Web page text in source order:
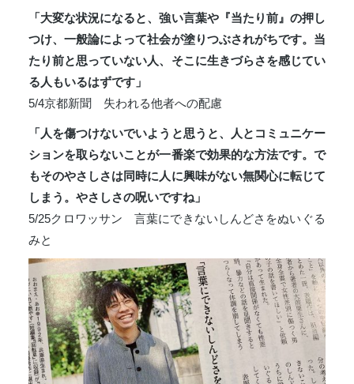
「大変な状況になると、強い言葉や『当たり前』の押し
つけ、一般論によって社会が塗りつぶされがちです。当
たり前と思っていない人、そこに生きづらさを感じてい
る人もいるはずです」
5/4京都新聞 失われる他者への配慮
「人を傷つけないでいようと思うと、人とコミュニケー
ションを取らないことが一番楽で効果的な方法です。で
もそのやさしさは同時に人に興味がない無関心に転じて
しまう。やさしさの呪いですね」
5/25クロワッサン 言葉にできないしんどさをぬいぐる
みと